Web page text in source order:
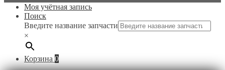
Моя учётная запись
Поиск
Введите название запчасти
×
Корзина 0